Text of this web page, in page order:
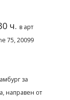
ч. в арт
75, 20099
за
направен от